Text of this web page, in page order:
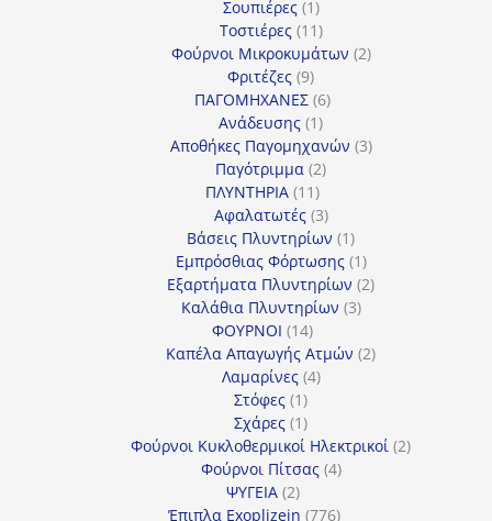
Σουπιέρες 11
προϊόν
Τοστιέρες 1111
προϊόντα
Φούρνοι Μικροκυμάτων 22
Φριτέζες 99
προϊόντα
ΠΑΓΟΜΗΧΑΝΕΣ 66
Ανάδευσης 11
προϊόν
Αποθήκες Παγομηχανών 33
Παγότριμμα 22
ΠΛΥΝΤΗΡΙΑ 1111
προϊόντα
Αφαλατωτές 33
προϊόντα
Βάσεις Πλυντηρίων 11
προϊόν
Εμπρόσθιας Φόρτωσης 11
προϊόν
Εξαρτήματα Πλυντηρίων 22
Καλάθια Πλυντηρίων 33
ΦΟΥΡΝΟΙ 1414
προϊόντα
Καπέλα Απαγωγής Ατμών 22
Λαμαρίνες 44
Στόφες 11
προϊόν
Σχάρες 11
προϊόν
Φούρνοι Κυκλοθερμικοί Ηλεκτρικοί 22
Φούρνοι Πίτσας 44
ΨΥΓΕΙΑ 22
προϊόντα
Έπιπλα Exoplizein 776776